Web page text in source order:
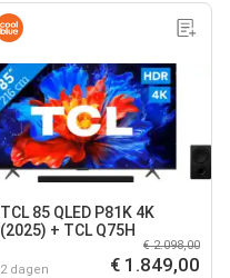
TCL 85 QLED P81K 4K
(2025) + TCL Q75H
2 dagen
€ 2.098,00
€ 1.849,00